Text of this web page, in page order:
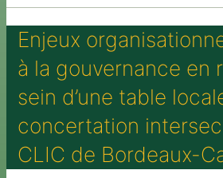
programmes
financement
et
l’action
locale
concertée
en
Enjeux
à la gouvernance en
sein d’une table
concertation
CLIC de Bordeaux-